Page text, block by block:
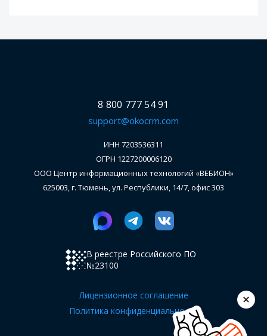
8 800 777 54 91
support@okocrm.com
ИНН 7203536311
ОГРН 1227200006120
ООО Центр информационных технологий «ВЕБИОН»
625003, г. Тюмень, ул. Республики, 14/7, офис 303
В реестре Российского ПО
№23100
Лицензионное соглашение
Политика конфиденциальности